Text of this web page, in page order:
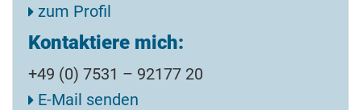
zum Profil
Kontaktiere mich:
+49 (0) 7531 – 92177 20
E-Mail senden